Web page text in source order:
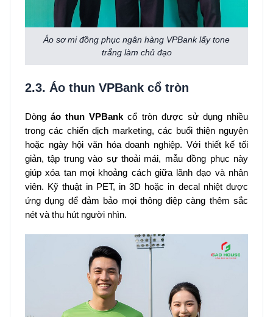
Áo sơ mi đồng phục ngân hàng VPBank lấy tone
trắng làm chủ đạo
2.3. Áo thun VPBank cổ tròn
Dòngáo thun VPBank cổ tròn được sử dụng nhiều
trong các chiến dịch marketing, các buổi thiện nguyện
hoặc ngày hội văn hóa doanh nghiệp. Với thiết kế tối
giản, tập trung vào sự thoải mái, mẫu đồng phục này
giúp xóa tan mọi khoảng cách giữa lãnh đạo và nhân
viên. Kỹ thuật in PET, in 3D hoặc in decal nhiệt được
ứng dụng để đảm bảo mọi thông điệp càng thêm sắc
nét và thu hút người nhìn.